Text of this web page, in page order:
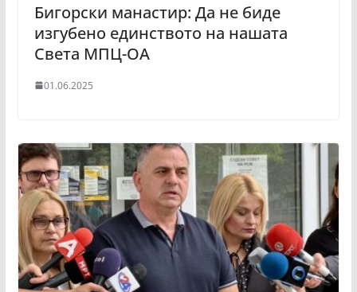
Бигорски манастир: Да не биде
изгубено единството на нашата
Света МПЦ-ОА
01.06.2025